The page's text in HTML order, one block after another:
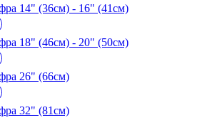
14" (36см) - 16" (41см)
18" (46см) - 20" (50см)
26" (66см)
32" (81см)